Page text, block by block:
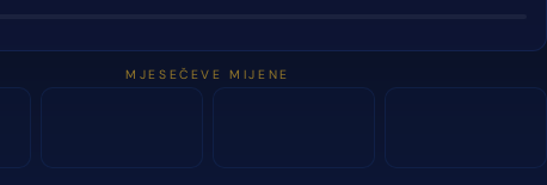
MJESEČEVE MIJENE